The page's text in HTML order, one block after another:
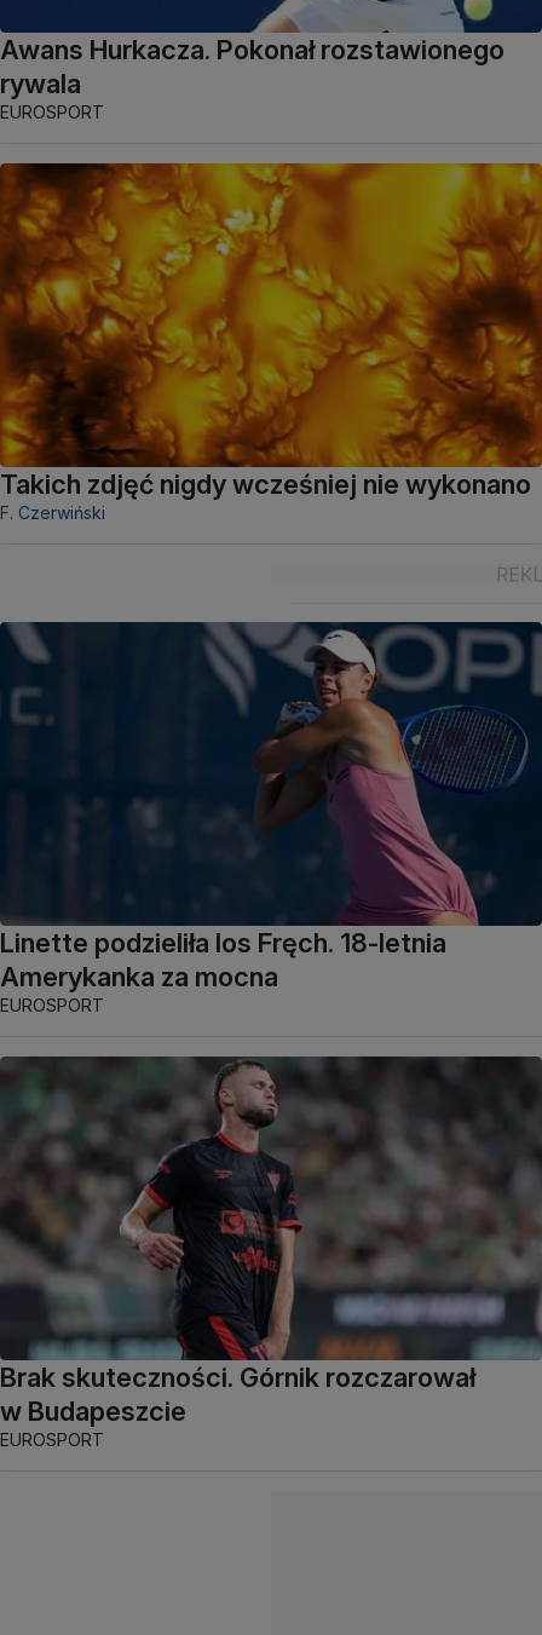
Awans Hurkacza. Pokonał rozstawionego
rywala
EUROSPORT
Takich zdjęć nigdy wcześniej nie wykonano
F. Czerwiński
Linette podzieliła los Fręch. 18-letnia
Amerykanka za mocna
EUROSPORT
Brak skuteczności. Górnik rozczarował
w Budapeszcie
EUROSPORT